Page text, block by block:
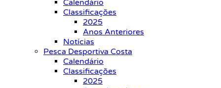
Calendário
Classificações
2025
Anos Anteriores
Notícias
Pesca Desportiva Costa
Calendário
Classificações
2025